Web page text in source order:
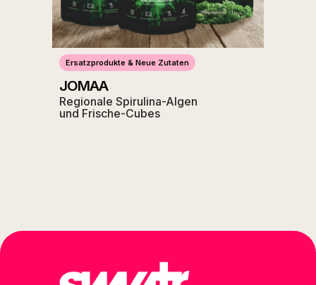
Ersatzprodukte & Neue Zutaten
JOMAA
Regionale Spirulina-Algen
und Frische-Cubes